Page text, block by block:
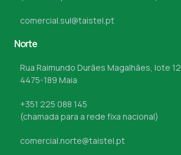
comercial.sul@taistel.pt
Norte
Rua Raimundo Durães Magalhães, lote 12
4475-189 Maia
+351 225 088 145
(chamada para a rede fixa nacional)
comercial.norte@taistel.pt